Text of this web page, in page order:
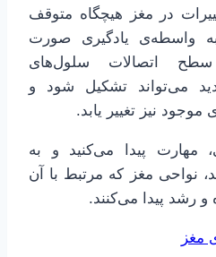
در مغز هیچگاه متوقف
واسطه‌ی یادگیری صورت
اتصالات سلول‌های
می‌تواند تشکیل شود و
نیز تغییر یابد.
مهارت پیدا می‌کنید و به
نواحی مغز که مرتبط با آن
رشد پیدا می‌کنند.